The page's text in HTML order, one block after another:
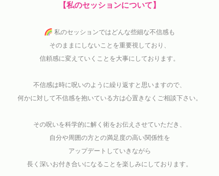
【私のセッションについて】
私のセッションではどんな些細な不信感も
そのままにしないことを重要視しており、
信頼感に変えていくことを大事にしております。
不信感は時に呪いのように繰り返すと思いますので、
何かに対して不信感を抱いている方は心置きなくご相談下さい。
その呪いを科学的に解く術をお伝えさせていただき、
自分や周囲の方との満足度の高い関係性を
アップデートしていきながら
長く深いお付き合いになることを楽しみにしております。